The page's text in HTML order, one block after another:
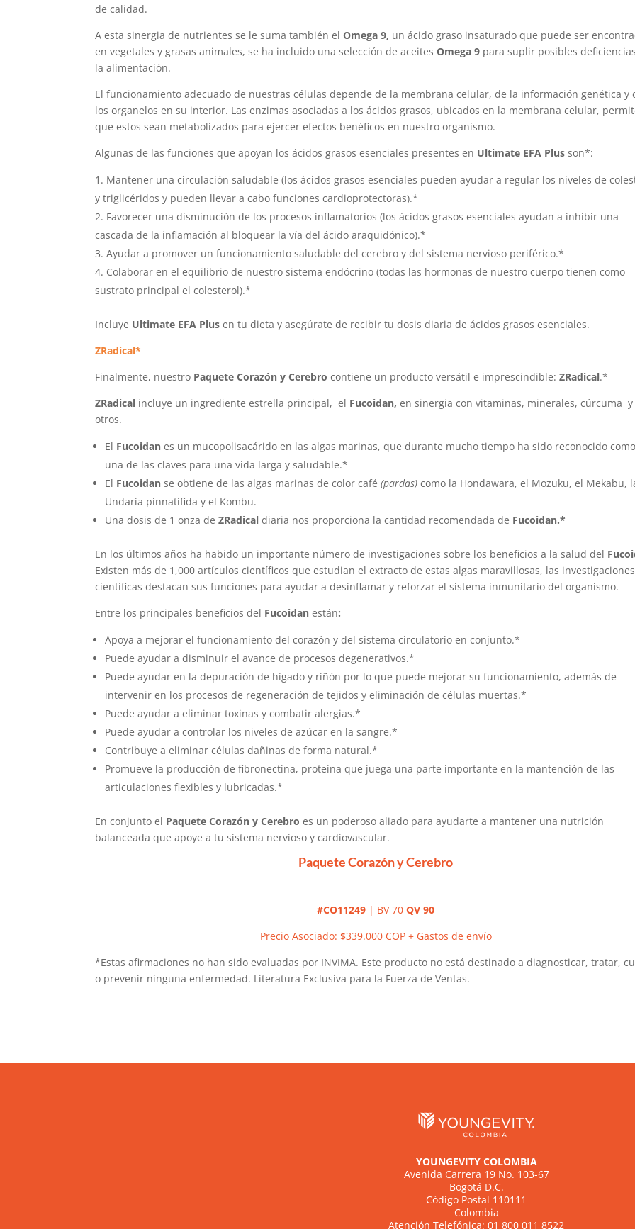
de calidad.
A esta sinergia de nutrientes se le suma también elOmega 9, un ácido graso insaturado que puede ser
en vegetales y grasas animales, se ha incluido una selección de aceitesOmega 9 para suplir posibles
la alimentación.
El funcionamiento adecuado de nuestras células depende de la membrana celular, de la información genética y
los organelos en su interior. Las enzimas asociadas a los ácidos grasos, ubicados en la membrana celular,
que estos sean metabolizados para ejercer efectos benéficos en nuestro organismo.
Algunas de las funciones que apoyan los ácidos grasos esenciales presentes en Ultimate EFA Plus son*:
Mantener una circulación saludable (los ácidos grasos esenciales pueden ayudar a regular los niveles de
y triglicéridos y pueden llevar a cabo funciones cardioprotectoras).*
Favorecer una disminución de los procesos inflamatorios (los ácidos grasos esenciales ayudan a inhibir una
cascada de la inflamación al bloquear la vía del ácido araquidónico).*
Ayudar a promover un funcionamiento saludable del cerebro y del sistema nervioso periférico.*
Colaborar en el equilibrio de nuestro sistema endócrino (todas las hormonas de nuestro cuerpo tienen como
sustrato principal el colesterol).*
Incluye Ultimate EFA Plus en tu dieta y asegúrate de recibir tu dosis diaria de ácidos grasos esenciales.
ZRadical*
Finalmente, nuestro Paquete Corazón y Cerebro contiene un producto versátil e imprescindible:ZRadical.*
ZRadical incluye un ingrediente estrella principal, el Fucoidan, en sinergia con vitaminas, minerales, cúrcuma y
otros.
El Fucoidan es un mucopolisacárido en las algas marinas, que durante mucho tiempo ha sido reconocido
una de las claves para una vida larga y saludable.*
El Fucoidan se obtiene de las algas marinas de color café(pardas)como la Hondawara, el Mozuku, el Mekabu,
Undaria pinnatifida y el Kombu.
Una dosis de 1 onza deZRadicaldiaria nos proporciona la cantidad recomendada de Fucoidan.*
En los últimos años ha habido un importante número de investigaciones sobre los beneficios a la salud del
Existen más de 1,000 artículos científicos que estudian el extracto de estas algas maravillosas, las investigaciones
científicas destacan sus funciones para ayudar a desinflamar y reforzar el sistema inmunitario del organismo.
Entre los principales beneficios del Fucoidan están:
Apoya a mejorar el funcionamiento del corazón y del sistema circulatorio en conjunto.*
Puede ayudar a disminuir el avance de procesos degenerativos.*
Puede ayudar en la depuración de hígado y riñón por lo que puede mejorar su funcionamiento, además de
intervenir en los procesos de regeneración de tejidos y eliminación de células muertas.*
Puede ayudar a eliminar toxinas y combatir alergias.*
Puede ayudar a controlar los niveles de azúcar en la sangre.*
Contribuye a eliminar células dañinas de forma natural.*
Promueve la producción de fibronectina, proteína que juega una parte importante en la mantención de las
articulaciones flexibles y lubricadas.*
En conjunto el Paquete Corazón y Cerebroes un poderoso aliado para ayudarte a mantener una nutrición
balanceada que apoye a tu sistema nervioso y cardiovascular.
Paquete Corazón y Cerebro
#CO11249 | BV 70QV 90
Precio Asociado: $339.000 COP + Gastos de envío
*Estas afirmaciones no han sido evaluadas por INVIMA. Este producto no está destinado a diagnosticar, tratar,
o prevenir ninguna enfermedad. Literatura Exclusiva para la Fuerza de Ventas.
YOUNGEVITY COLOMBIA
Avenida Carrera 19 No. 103-67
Bogotá D.C.
Código Postal 110111
Colombia
Atención Telefónica: 01 800 011 8522